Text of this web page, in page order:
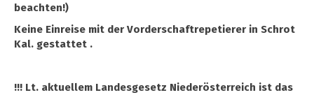
beachten!)
Keine Einreise mit der Vorderschaftrepetierer in Schrot
Kal. gestattet .
!!! Lt. aktuellem Landesgesetz Niederösterreich ist das